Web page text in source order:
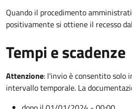
Quando il procedimento
positivamente si ottiene il recesso
Tempi e scadenze
Attenzione: l'invio è consentito solo
intervallo temporale. La